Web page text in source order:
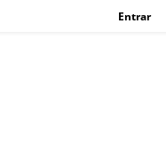
Entrar